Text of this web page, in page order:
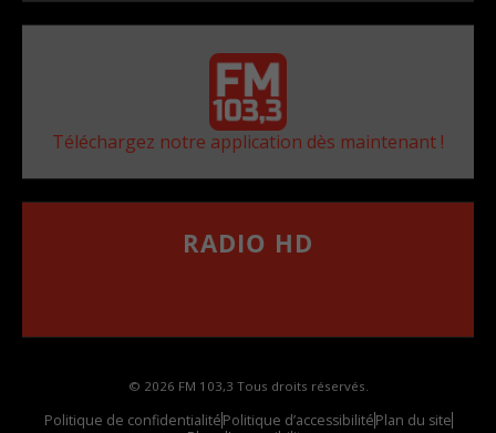
Téléchargez notre application dès maintenant !
RADIO HD
© 2026 FM 103,3 Tous droits réservés.
Politique de confidentialitéPolitique d’accessibilitéPlan du site